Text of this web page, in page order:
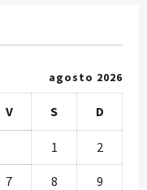
agosto 2026
V S D
1 2
7 8 9